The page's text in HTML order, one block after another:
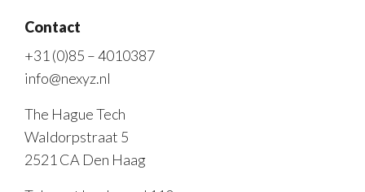
Contact
+31 (0)85 – 4010387
info@nexyz.nl
The Hague Tech
Waldorpstraat 5
2521 CA Den Haag